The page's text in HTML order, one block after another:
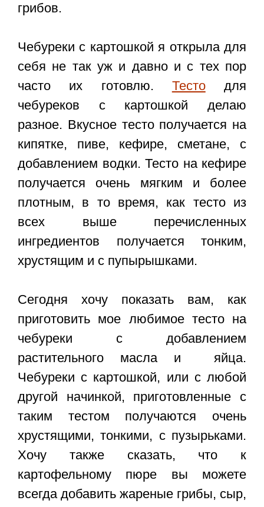
грибов.
Чебуреки с картошкой я открыла для
себя не так уж и давно и с тех пор
часто их готовлю. Тестодля
чебуреков с картошкой делаю
разное. Вкусное тесто получается на
кипятке, пиве, кефире, сметане, с
добавлением водки. Тесто на кефире
получается очень мягким и более
плотным, в то время, как тесто из
всех выше перечисленных
ингредиентов получается тонким,
хрустящим и с пупырышками.
Сегодня хочу показать вам, как
приготовить мое любимое тесто на
чебуреки с добавлением
растительного масла и яйца.
Чебуреки с картошкой, или с любой
другой начинкой, приготовленные с
таким тестом получаются очень
хрустящими, тонкими, с пузырьками.
Хочу также сказать, что к
картофельному пюре вы можете
всегда добавить жареные грибы, сыр,